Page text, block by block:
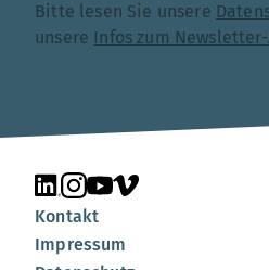
Bitte lesen Sie unsere
unsere Infos zum
Unsere Seite auf LinkedIn
Unsere Seite auf
Unsere Seite auf
Unsere Seite auf
Kontakt
Impressum